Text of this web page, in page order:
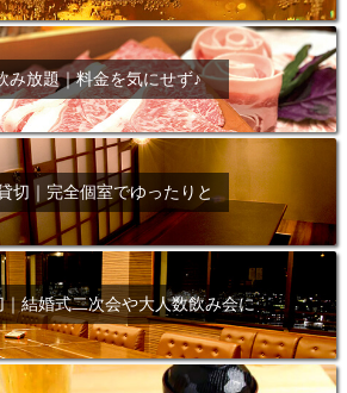
み放題｜料金を気にせず♪
切｜完全個室でゆったりと
｜結婚式二次会や大人数飲み会に